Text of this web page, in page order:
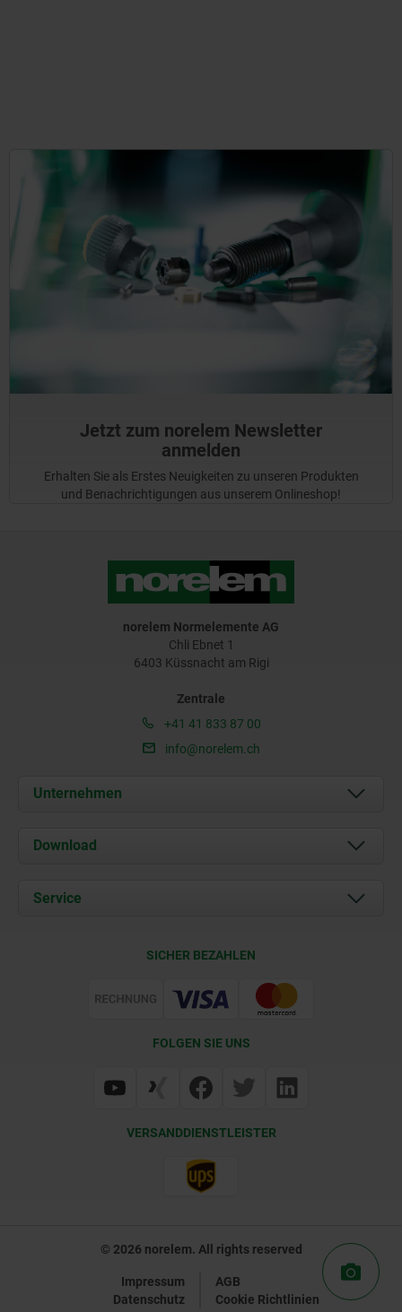
Jetzt zum norelem Newsletter
anmelden
Erhalten Sie als Erstes Neuigkeiten zu unseren Produkten
und Benachrichtigungen aus unserem Onlineshop!
norelem Normelemente AG
Chli Ebnet 1
6403 Küssnacht am Rigi
Zentrale
+41 41 833 87 00
info@norelem.ch
Unternehmen
Über uns
Kontakt
Download
Service
SICHER BEZAHLEN
FOLGEN SIE UNS
VERSANDDIENSTLEISTER
© 2026 norelem. All rights reserved
Impressum
AGB
Datenschutz
Cookie Richtlinien